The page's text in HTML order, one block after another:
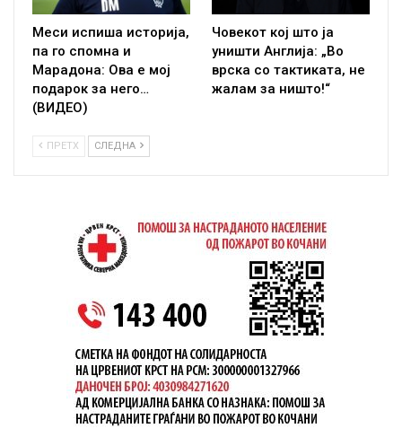
Меси испиша историја,
па го спомна и
Марадона: Ова е мој
подарок за него…
(ВИДЕО)
Човекот кој што ја
уништи Англија: „Во
врска со тактиката, не
жалам за ништо!“
ПРЕТХ СЛЕДНА